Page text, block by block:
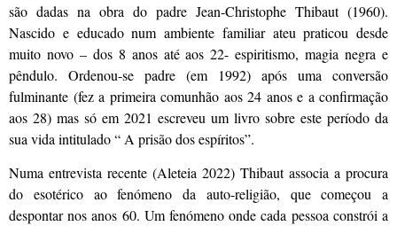
são dadas na obra do padre Jean-Christophe Thibaut (1960).
Nascido e educado num ambiente familiar ateu praticou desde
muito novo – dos 8 anos até aos 22- espiritismo, magia negra e
pêndulo. Ordenou-se padre (em 1992) após uma conversão
fulminante (fez a primeira comunhão aos 24 anos e a confirmação
aos 28) mas só em 2021 escreveu um livro sobre este período da
sua vida intitulado “ A prisão dos espíritos”.
Numa entrevista recente (Aleteia 2022) Thibaut associa a procura
do esotérico ao fenómeno da auto-religião, que começou a
despontar nos anos 60. Um fenómeno onde cada pessoa constrói a